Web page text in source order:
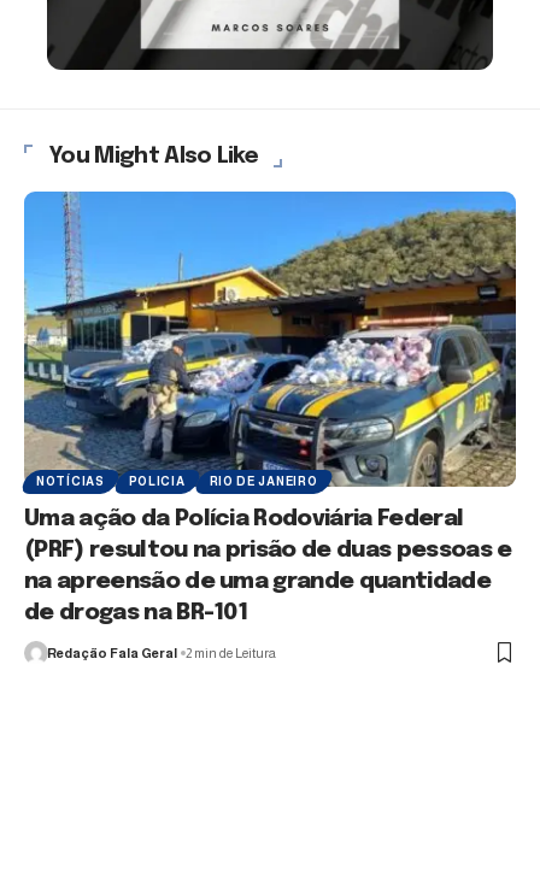
You Might Also Like
NOTÍCIAS POLICIA RIO DE JANEIRO
Uma ação da Polícia Rodoviária Federal
(PRF) resultou na prisão de duas pessoas e
na apreensão de uma grande quantidade
de drogas na BR-101
Redação Fala Geral 2 min de Leitura